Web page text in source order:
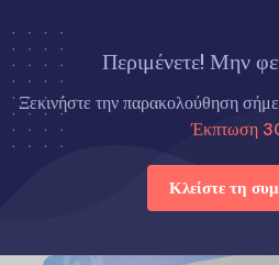
Περιμένετε! Μην
Ξεκινήστε την παρακολούθηση
Έκπτωση
Κλείστε τη
Αρχική σελίδα Eyezy Εναλλακτικές
Eyezy